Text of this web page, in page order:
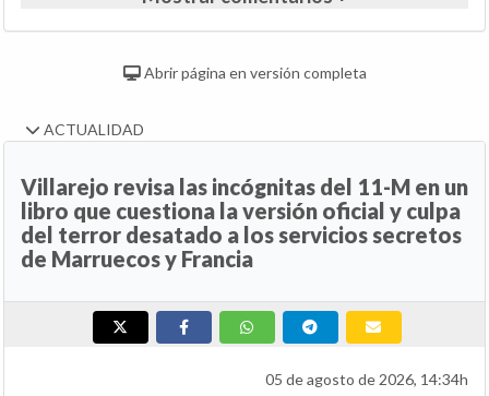
Abrir página en versión completa
ACTUALIDAD
Villarejo revisa las incógnitas del 11-M en un
libro que cuestiona la versión oficial y culpa
del terror desatado a los servicios secretos
de Marruecos y Francia
05 de agosto de 2026, 14:34h